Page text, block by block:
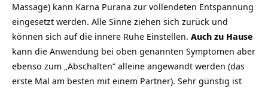
Massage) kann Karna Purana zur vollendeten Entspannung
eingesetzt werden. Alle Sinne ziehen sich zurück und
können sich auf die innere Ruhe Einstellen. Auch zu Hause
kann die Anwendung bei oben genannten Symptomen aber
ebenso zum „Abschalten“ alleine angewandt werden (das
erste Mal am besten mit einem Partner). Sehr günstig ist